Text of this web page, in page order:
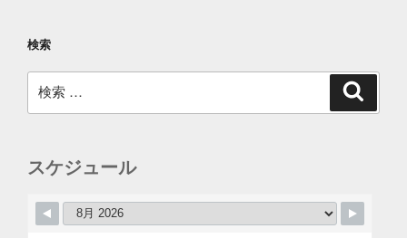
検索
索:
スケジュール